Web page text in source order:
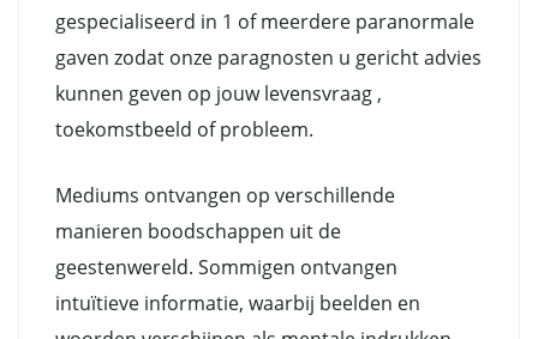
gespecialiseerd in 1 of meerdere paranormale
gaven zodat onze paragnosten u gericht advies
kunnen geven op jouw levensvraag ,
toekomstbeeld of probleem.
Mediums ontvangen op verschillende
manieren boodschappen uit de
geestenwereld. Sommigen ontvangen
intuïtieve informatie, waarbij beelden en